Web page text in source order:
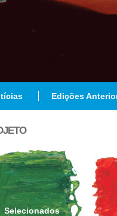
Edições
Selecionados